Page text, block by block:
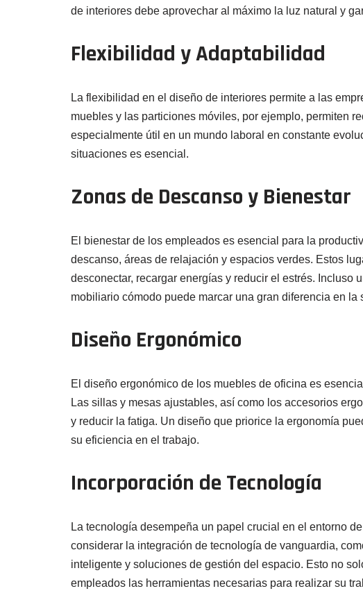
de interiores debe aprovechar al máximo la luz natural y
Flexibilidad y Adaptabilidad
La flexibilidad en el diseño de interiores permite a las
muebles y las particiones móviles, por ejemplo, permiten
especialmente útil en un mundo laboral en constante
situaciones es esencial.
Zonas de Descanso y Bienestar
El bienestar de los empleados es esencial para la
descanso, áreas de relajación y espacios verdes. Estos
desconectar, recargar energías y reducir el estrés. Incluso
mobiliario cómodo puede marcar una gran diferencia en la
Diseño Ergonómico
El diseño ergonómico de los muebles de oficina es
Las sillas y mesas ajustables, así como los accesorios
y reducir la fatiga. Un diseño que priorice la ergonomía
su eficiencia en el trabajo.
Incorporación de Tecnología
La tecnología desempeña un papel crucial en el entorno
considerar la integración de tecnología de vanguardia,
inteligente y soluciones de gestión del espacio. Esto no
empleados las herramientas necesarias para realizar su